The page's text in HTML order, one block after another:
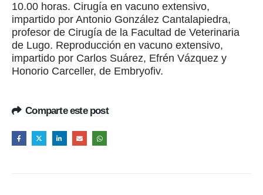
10.00 horas. Cirugía en vacuno extensivo,
impartido por Antonio González Cantalapiedra,
profesor de Cirugía de la Facultad de Veterinaria
de Lugo. Reproducción en vacuno extensivo,
impartido por Carlos Suárez, Efrén Vázquez y
Honorio Carceller, de Embryofiv.
Comparte este post